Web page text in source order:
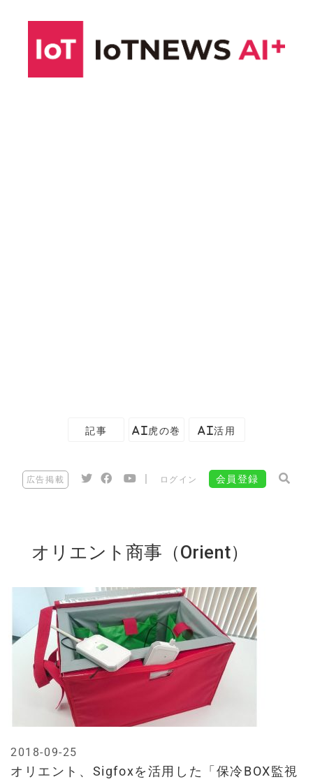
記事 AI虎の巻 AI活用
広告掲載 ログイン 会員登録
オリエント商事（Orient）
オリエント、Sigfoxを活用した「保冷BOX監視
2018-09-25